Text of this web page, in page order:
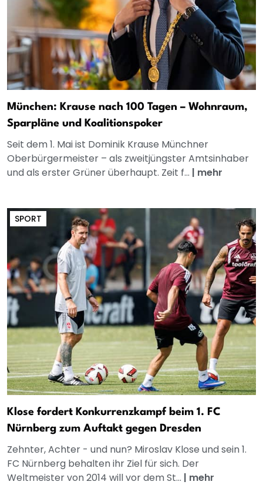
München: Krause nach 100 Tagen – Wohnraum,
Sparpläne und Koalitionspoker
Seit dem 1. Mai ist Dominik Krause Münchner
Oberbürgermeister – als zweitjüngster Amtsinhaber
und als erster Grüner überhaupt. Zeit f... | mehr
SPORT
Klose fordert Konkurrenzkampf beim 1. FC
Nürnberg zum Auftakt gegen Dresden
Zehnter, Achter - und nun? Miroslav Klose und sein 1.
FC Nürnberg behalten ihr Ziel für sich. Der
Weltmeister von 2014 will vor dem St... | mehr